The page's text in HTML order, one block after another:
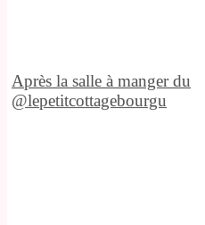
Après la salle à manger du
@lepetitcottagebourgu